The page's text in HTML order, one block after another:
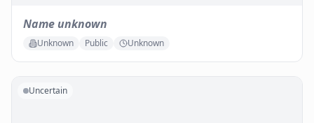
Name unknown
Unknown Public Unknown
Uncertain